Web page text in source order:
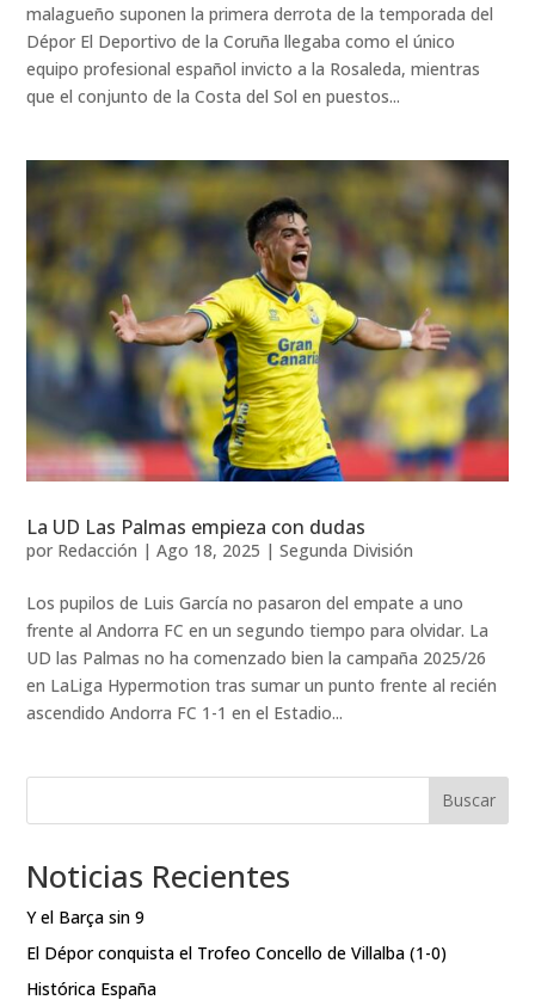
malagueño suponen la primera derrota de la temporada del
Dépor El Deportivo de la Coruña llegaba como el único
equipo profesional español invicto a la Rosaleda, mientras
que el conjunto de la Costa del Sol en puestos...
La UD Las Palmas empieza con dudas
por Redacción |Ago 18, 2025 |Segunda División
Los pupilos de Luis García no pasaron del empate a uno
frente al Andorra FC en un segundo tiempo para olvidar. La
UD las Palmas no ha comenzado bien la campaña 2025/26
en LaLiga Hypermotion tras sumar un punto frente al recién
ascendido Andorra FC 1-1 en el Estadio...
Buscar
Noticias Recientes
Y el Barça sin 9
El Dépor conquista el Trofeo Concello de Villalba (1-0)
Histórica España